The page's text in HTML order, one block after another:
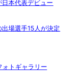
本代表デビュー
場選手15人が決定
ォトギャラリー